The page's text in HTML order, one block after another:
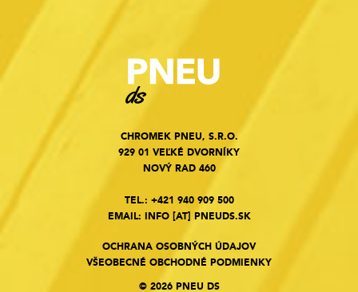
CHROMEK PNEU, S.R.O.
929 01 VEĽKÉ DVORNÍKY
NOVÝ RAD 460
TEL.: +421 940 909 500
EMAIL: INFO[AT] PNEUDS.SK
OCHRANA OSOBNÝCH ÚDAJOV
VŠEOBECNÉ OBCHODNÉ PODMIENKY
© 2026 PNEU DS